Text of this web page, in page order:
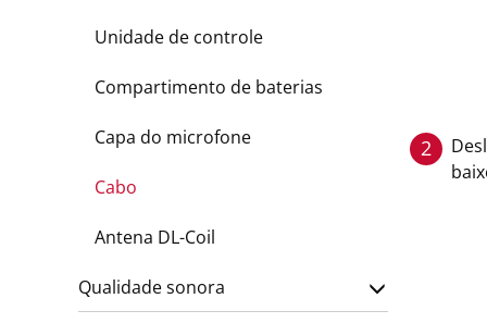
2
Unidade de controle
Compartimento de baterias
Capa do microfone
Cabo
Antena DL-Coil
Qualidade sonora